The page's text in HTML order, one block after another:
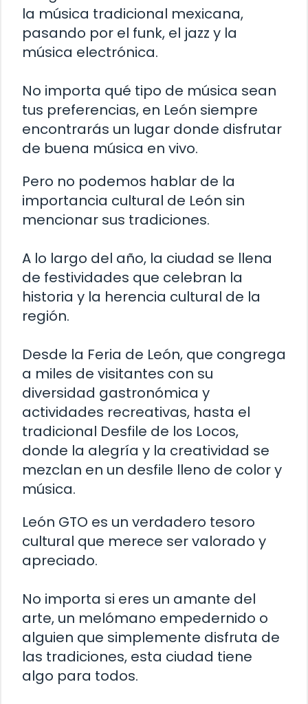
la música tradicional mexicana,
pasando por el funk, el jazz y la
música electrónica.
No importa qué tipo de música sean
tus preferencias, en León siempre
encontrarás un lugar donde disfrutar
de buena música en vivo.
Pero no podemos hablar de la
importancia cultural de León sin
mencionar sus tradiciones.
A lo largo del año, la ciudad se llena
de festividades que celebran la
historia y la herencia cultural de la
región.
Desde la Feria de León, que congrega
a miles de visitantes con su
diversidad gastronómica y
actividades recreativas, hasta el
tradicional Desfile de los Locos,
donde la alegría y la creatividad se
mezclan en un desfile lleno de color y
música.
León GTO es un verdadero tesoro
cultural que merece ser valorado y
apreciado.
No importa si eres un amante del
arte, un melómano empedernido o
alguien que simplemente disfruta de
las tradiciones, esta ciudad tiene
algo para todos.